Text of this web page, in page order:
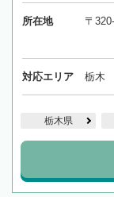
所在地 〒
対応エリア 栃木
栃木県